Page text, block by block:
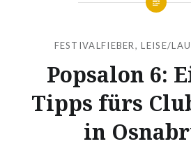
FESTIVALFIEBER,LEISE/
Popsalon 6:
Tipps fürs
in